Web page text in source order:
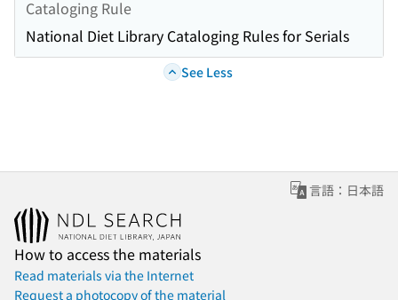
Cataloging Rule
National Diet Library Cataloging Rules for Serials
See Less
言語：日本語
How to access the materials
Read materials via the Internet
Request a photocopy of the material